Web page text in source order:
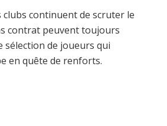
continuent de scruter le
contrat peuvent toujours
de joueurs qui
en quête de renforts.